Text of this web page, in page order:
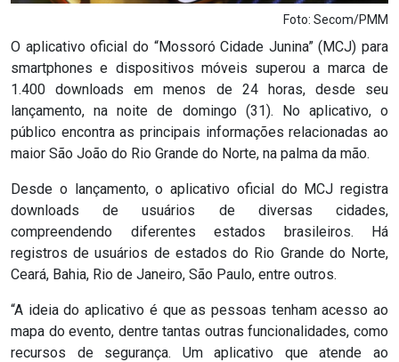
Foto: Secom/PMM
O aplicativo oficial do “Mossoró Cidade Junina” (MCJ) para
smartphones e dispositivos móveis superou a marca de
1.400 downloads em menos de 24 horas, desde seu
lançamento, na noite de domingo (31). No aplicativo, o
público encontra as principais informações relacionadas ao
maior São João do Rio Grande do Norte, na palma da mão.
Desde o lançamento, o aplicativo oficial do MCJ registra
downloads de usuários de diversas cidades,
compreendendo diferentes estados brasileiros. Há
registros de usuários de estados do Rio Grande do Norte,
Ceará, Bahia, Rio de Janeiro, São Paulo, entre outros.
“A ideia do aplicativo é que as pessoas tenham acesso ao
mapa do evento, dentre tantas outras funcionalidades, como
recursos de segurança. Um aplicativo que atende ao